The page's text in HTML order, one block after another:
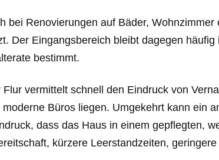
bei Renovierungen auf Bäder,
Der Eingangsbereich bleibt dagegen
bestimmt.
vermittelt schnell den Eindruck von
Büros liegen. Umgekehrt kann ein
dass das Haus in einem gepflegten,
kürzere Leerstandzeiten,